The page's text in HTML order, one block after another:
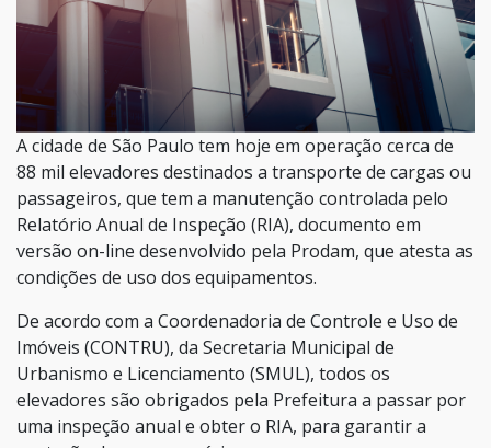
A cidade de São Paulo tem hoje em operação cerca de
88 mil elevadores destinados a transporte de cargas ou
passageiros, que tem a manutenção controlada pelo
Relatório Anual de Inspeção (RIA), documento em
versão on-line desenvolvido pela Prodam, que atesta as
condições de uso dos equipamentos.
De acordo com a Coordenadoria de Controle e Uso de
Imóveis (CONTRU), da Secretaria Municipal de
Urbanismo e Licenciamento (SMUL), todos os
elevadores são obrigados pela Prefeitura a passar por
uma inspeção anual e obter o RIA, para garantir a